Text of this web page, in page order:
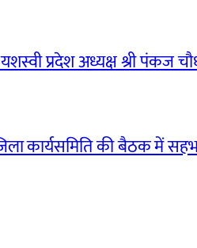
प्रदेश अध्यक्ष श्री पंकज
कार्यसमिति की बैठक में